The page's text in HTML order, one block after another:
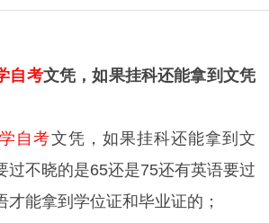
自考文凭，如果挂科还能拿到文凭
自考文凭，如果挂科还能拿到文
过不晓的是65还是75还有英语要过
才能拿到学位证和毕业证的；